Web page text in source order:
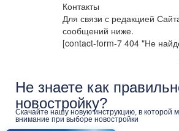
Контакты
Для связи с редакцией
сообщений ниже.
[contact-form-7 404 "Не
Не знаете как
новостройку?
Скачайте нашу новую инструкцию, в которой
внимание при выборе новостройки